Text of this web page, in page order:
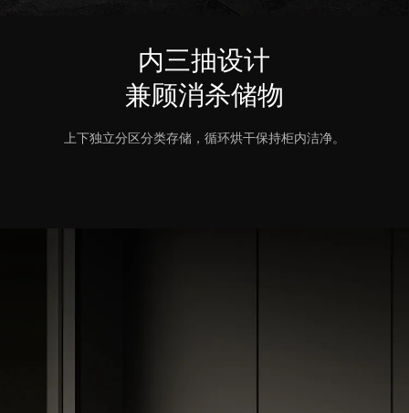
内三抽设计
兼顾消杀储物
上下独立分区分类存储，循环烘干保持柜内洁净。